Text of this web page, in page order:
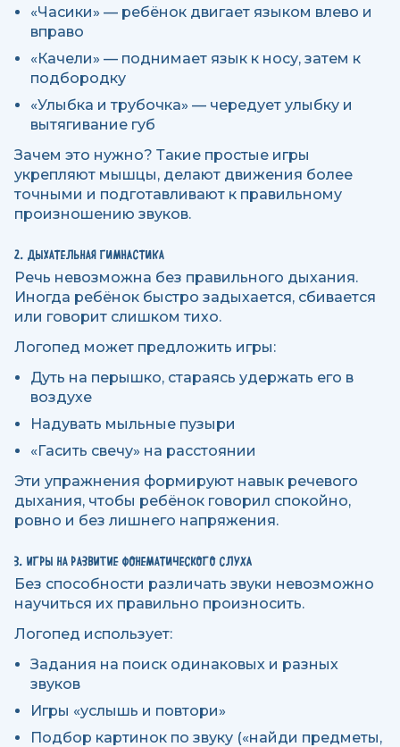
«Часики» — ребёнок двигает языком влево и
вправо
«Качели» — поднимает язык к носу, затем к
подбородку
«Улыбка и трубочка» — чередует улыбку и
вытягивание губ
Зачем это нужно? Такие простые игры
укрепляют мышцы, делают движения более
точными и подготавливают к правильному
произношению звуков.
2. ДЫХАТЕЛЬНАЯ ГИМНАСТИКА
Речь невозможна без правильного дыхания.
Иногда ребёнок быстро задыхается, сбивается
или говорит слишком тихо.
Логопед может предложить игры:
Дуть на перышко, стараясь удержать его в
воздухе
Надувать мыльные пузыри
«Гасить свечу» на расстоянии
Эти упражнения формируют навык речевого
дыхания, чтобы ребёнок говорил спокойно,
ровно и без лишнего напряжения.
3. ИГРЫ НА РАЗВИТИЕ ФОНЕМАТИЧЕСКОГО СЛУХА
Без способности различать звуки невозможно
научиться их правильно произносить.
Логопед использует:
Задания на поиск одинаковых и разных
звуков
Игры «услышь и повтори»
Подбор картинок по звуку («найди предметы,